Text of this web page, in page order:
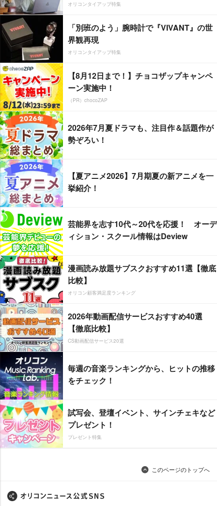
オリコンタイアップ特集
「別班のよう」腕時計で『VIVANT』の世
界観再現
オリコンタイアップ特集
【8月12日まで！】チョコザップキャンペ
ーン実施中！
（PR）chocoZAP
2026年7月夏ドラマも、注目作＆話題作が
勢ぞろい！
【夏アニメ2026】7月期夏の新アニメを一
挙紹介！
芸能界を志す10代～20代を応援！ オーデ
ィション・スクール情報はDeview
漫画読み放題サブスクおすすめ11選【徹底
比較】
オリコン顧客満足度ランキング
2026年動画配信サービスおすすめ40選
【徹底比較】
CS動画配信サービス20選
毎週の音楽ランキングから、ヒットの推移
をチェック！
試写会、登壇イベント、サインチェキなど
プレゼント！
プレゼント特集
このページのトップへ